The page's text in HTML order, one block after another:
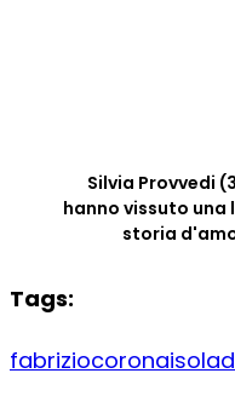
Silvia Provvedi
hanno vissuto
storia
Tags:
fabriziocorona